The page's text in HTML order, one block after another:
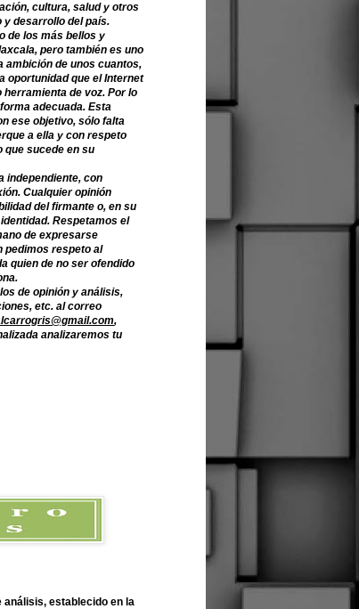
cultura, salud y otros
y desarrollo del país.
de los más bellos y
pero también es uno
ambición de unos cuantos,
oportunidad que el Internet
de voz. Por lo
adecuada. Esta
ese objetivo, sólo falta
a ella y con respeto
que sucede en su
independiente, con
Cualquier opinión
del firmante o, en su
Respetamos el
de expresarse
pedimos respeto al
quien de no ser ofendido
de opinión y análisis,
etc. al correo
,
analizaremos tu
análisis, establecido en la